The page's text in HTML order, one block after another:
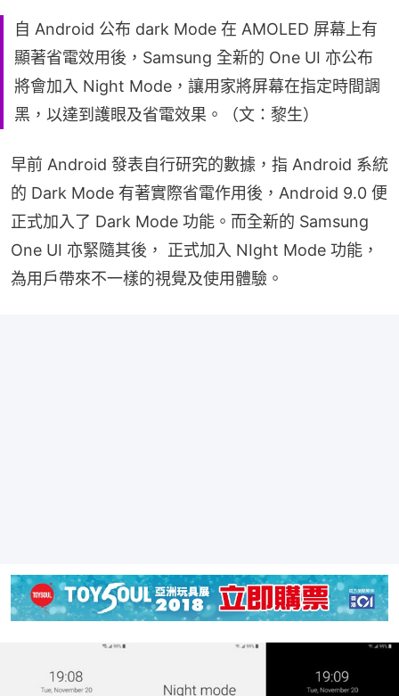
自 Android 公布 dark Mode 在 AMOLED 屏幕上有
顯著省電效用後，Samsung 全新的 One UI 亦公布
將會加入 Night Mode，讓用家將屏幕在指定時間調
黑，以達到護眼及省電效果。（文：黎生）
早前 Android 發表自行研究的數據，指 Android 系統
的 Dark Mode 有著實際省電作用後，Android 9.0 便
正式加入了 Dark Mode 功能。而全新的 Samsung
One UI 亦緊隨其後， 正式加入 NIght Mode 功能，
為用戶帶來不一樣的視覺及使用體驗。